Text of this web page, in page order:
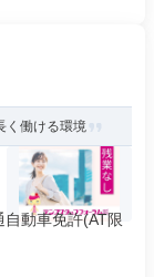
く働ける環境
動車免許(AT限